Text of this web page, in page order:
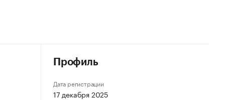
Профиль
Дата регистрации
17 декабря 2025